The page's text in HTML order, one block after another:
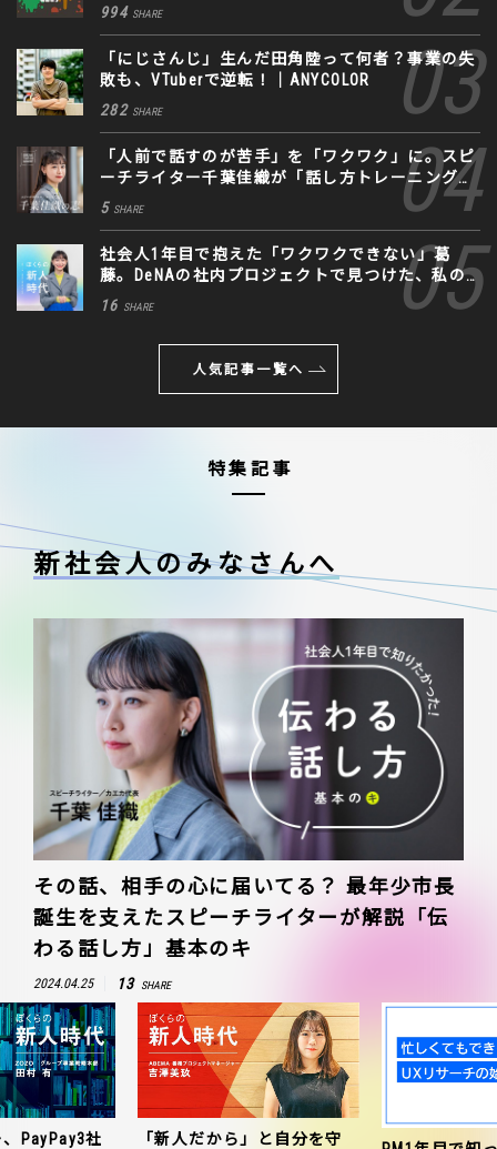
994 SHARE
「にじさんじ」生んだ田角陸って何者？事業の失
敗も、VTuberで逆転！｜ANYCOLOR
282 SHARE
「人前で話すのが苦手」を「ワクワク」に。スピ
ーチライター千葉佳織が「話し方トレーニング」
に込めた思い
5 SHARE
社会人1年目で抱えた「ワクワクできない」葛
藤。DeNAの社内プロジェクトで見つけた、私の
生きる道
16 SHARE
人気記事一覧へ
特集記事
新社会人のみなさんへ
その話、相手の心に届いてる？ 最年少市長
誕生を支えたスピーチライターが解説「伝
わる話し方」基本のキ
2024.04.25 13 SHARE
PayPay3社 「新人だから」と自分を守